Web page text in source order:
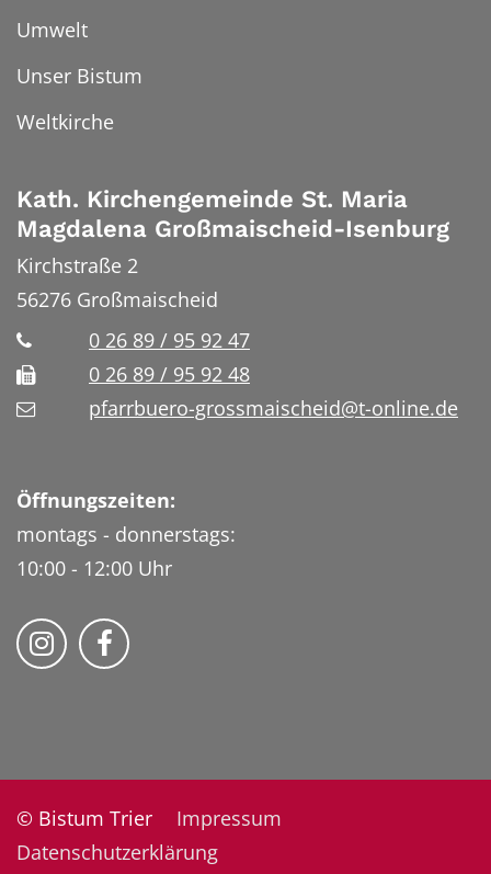
Umwelt
Unser Bistum
Weltkirche
Kath. Kirchengemeinde St. Maria
Magdalena Großmaischeid-Isenburg
Kirchstraße 2
56276 Großmaischeid
0 26 89 / 95 92 47
0 26 89 / 95 92 48
pfarrbuero-grossmaischeid@t-online.de
Öffnungszeiten:
montags - donnerstags:
10:00 - 12:00 Uhr
Folge uns auf Instragram
Fogle uns auf Facebook
© Bistum Trier
Impressum
Datenschutzerklärung